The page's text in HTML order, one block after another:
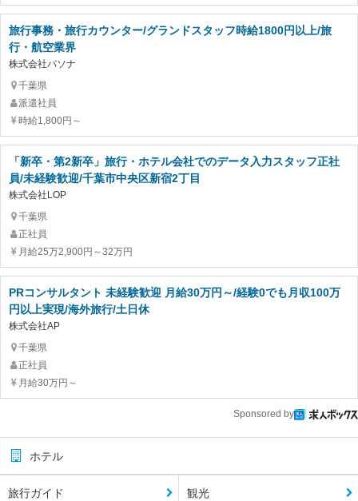
旅行事務・旅行カウンター/グランドスタッフ時給1800円以上/旅
行・航空業界
株式会社パソナ
千葉県
派遣社員
時給1,800円～
「新卒・第2新卒」旅行・ホテル会社でのデータ入力スタッフ正社
員/未経験歓迎/千葉市中央区新宿2丁目
株式会社LOP
千葉県
正社員
月給25万2,900円～32万円
PRコンサルタント 未経験歓迎 月給30万円～/経験0でも月収100万
円以上実現/海外旅行/土日休
株式会社AP
千葉県
正社員
月給30万円～
Sponsored by
ホテル
旅行ガイド 観光